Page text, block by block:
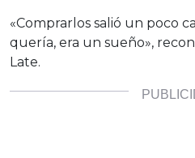
«Comprarlos salió un poco
quería, era un sueño»,
Late.